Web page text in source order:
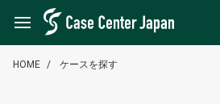
HOME ケースを探す